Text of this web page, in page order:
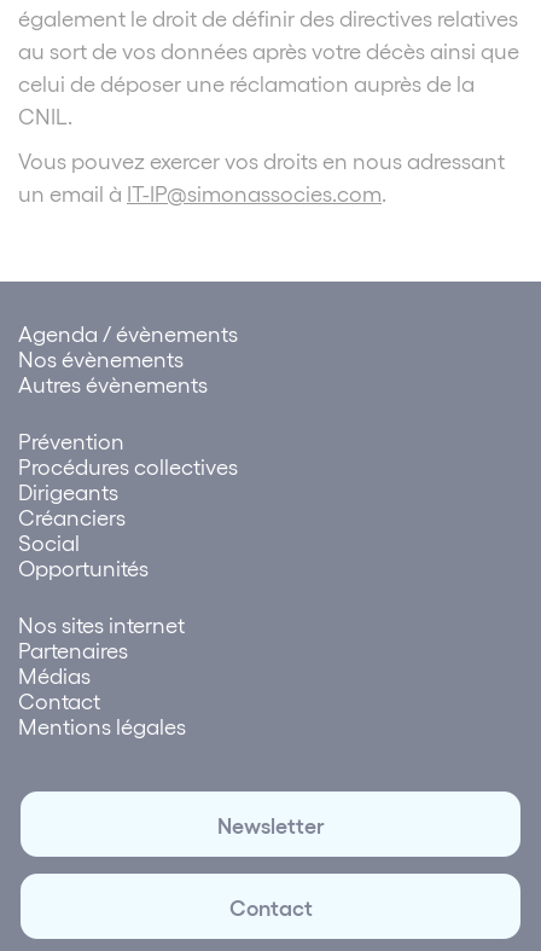
également le droit de définir des directives relatives
au sort de vos données après votre décès ainsi que
celui de déposer une réclamation auprès de la
CNIL.
Vous pouvez exercer vos droits en nous adressant
un email à IT-IP@simonassocies.com
Agenda / évènements
Nos évènements
Autres évènements
Prévention
Procédures collectives
Dirigeants
Créanciers
Social
Opportunités
Nos sites internet
Partenaires
Médias
Contact
Mentions légales
Newsletter
Contact